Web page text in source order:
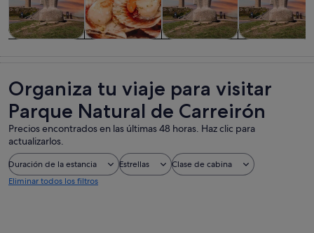
Organiza tu viaje para visitar
Parque Natural de Carreirón
Precios encontrados en las últimas 48 horas. Haz clic para
actualizarlos.
Duración de la estancia Estrellas
Clase de cabina
Eliminar todos los filtros